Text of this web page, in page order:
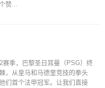
赞...
赛季，巴黎圣日耳曼（PSG）终
，从皇马和马德里竞技的拳头
们首个法甲冠军。让我们直接